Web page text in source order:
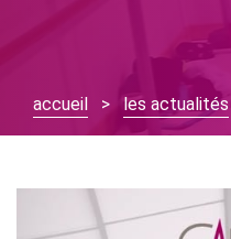
accueil > les actualités